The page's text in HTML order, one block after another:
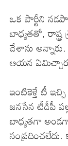
ఒక పార్టీని
బాధ్యతతో,
చేశాను
ఆయన
ఇంటికెళ్తే టీ
జనసేన టీడీపీ
బాధ్యతగా